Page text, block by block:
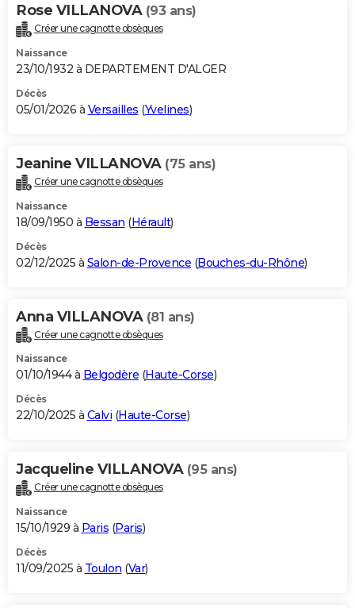
Bricolage
Lifestyle
Culture
Sport
Auto
Television
Voyage
Cinema
Rose VILLANOVA (93 ans)
Créer une cagnotte obsèques
Naissance
23/10/1932 à DEPARTEMENT D'ALGER
Décès
05/01/2026 à Versailles (Yvelines)
Jeanine VILLANOVA (75 ans)
Créer une cagnotte obsèques
Naissance
18/09/1950 à Bessan (Hérault)
Décès
02/12/2025 à Salon-de-Provence (Bouches-du-Rhône)
Anna VILLANOVA (81 ans)
Créer une cagnotte obsèques
Naissance
01/10/1944 à Belgodère (Haute-Corse)
Décès
22/10/2025 à Calvi (Haute-Corse)
Jacqueline VILLANOVA (95 ans)
Créer une cagnotte obsèques
Naissance
15/10/1929 à Paris (Paris)
Décès
11/09/2025 à Toulon (Var)